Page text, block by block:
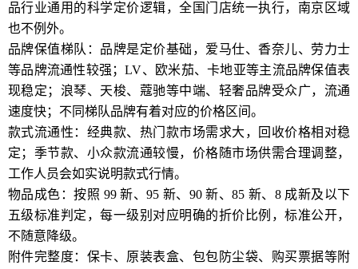
品行业通用的科学定价逻辑，全国门店统一执行，南京区域
也不例外。
品牌保值梯队：品牌是定价基础，爱马仕、香奈儿、劳力士
等品牌流通性较强；LV、欧米茄、卡地亚等主流品牌保值表
现稳定；浪琴、天梭、蔻驰等中端、轻奢品牌受众广，流通
速度快；不同梯队品牌有着对应的价格区间。
款式流通性：经典款、热门款市场需求大，回收价格相对稳
定；季节款、小众款流通较慢，价格随市场供需合理调整，
工作人员会如实说明款式行情。
物品成色：按照 99 新、95 新、90 新、85 新、8 成新及以下
五级标准判定，每一级别对应明确的折价比例，标准公开，
不随意降级。
附件完整度：保卡、原装表盒、包包防尘袋、购买票据等附